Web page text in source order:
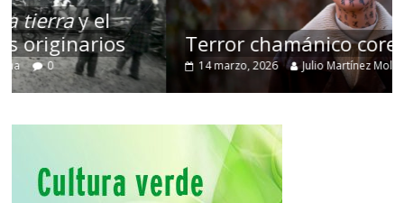
Terror chamánico coreano
14 marzo, 2026 Julio Martínez Molina 0